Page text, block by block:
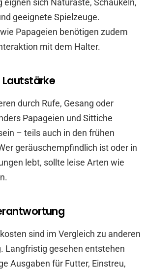
eignen sich Naturäste, Schaukeln,
geeignete Spielzeuge.
Papageien benötigen zudem
mit dem Halter.
durch Rufe, Gesang oder
Papageien und Sittiche
– teils auch in den frühen
geräuschempfindlich ist oder in
lebt, sollte leise Arten wie
sind im Vergleich zu anderen
Langfristig gesehen entstehen
Ausgaben für Futter, Einstreu,